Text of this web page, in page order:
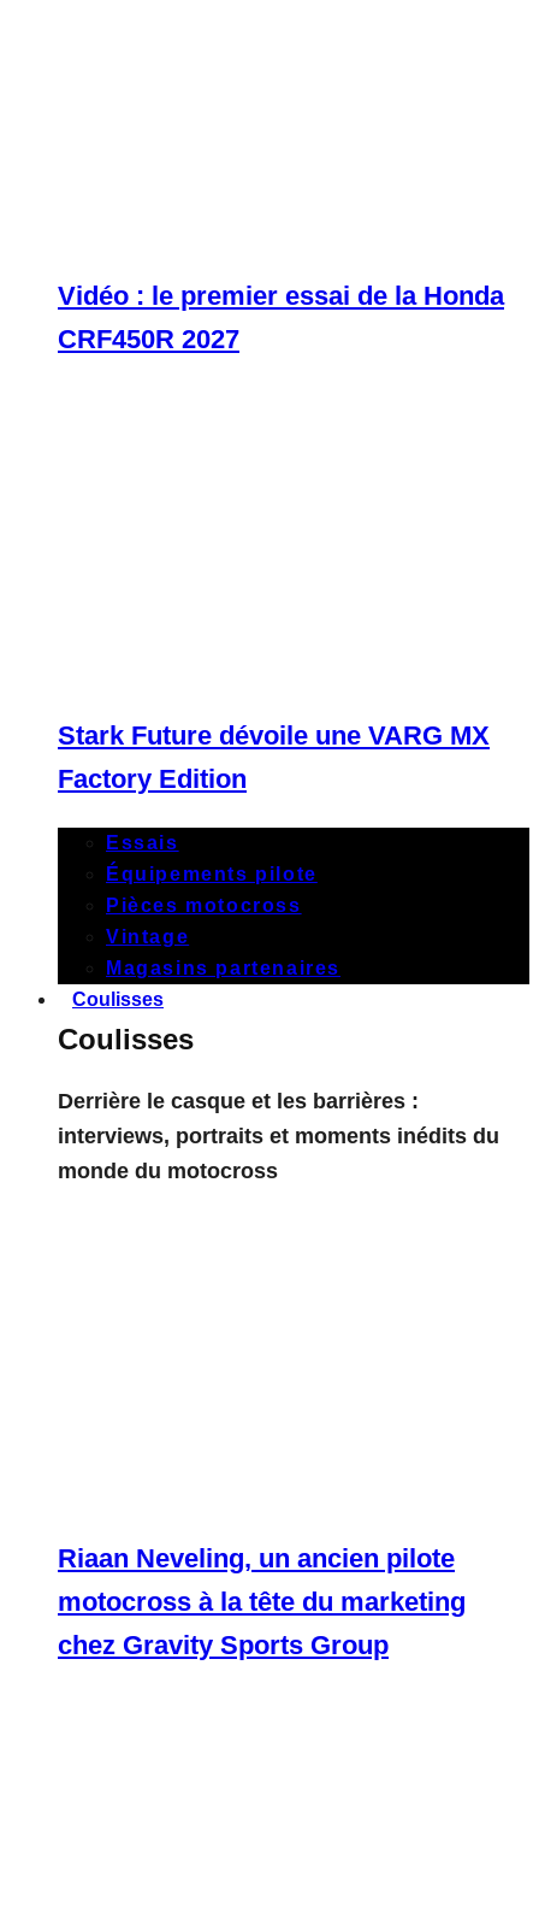
Vidéo : le premier essai de la Honda
CRF450R 2027
Stark Future dévoile une VARG MX
Factory Edition
Essais
Équipements pilote
Pièces motocross
Vintage
Magasins partenaires
Coulisses
Coulisses
Derrière le casque et les barrières :
interviews, portraits et moments inédits du
monde du motocross
Riaan Neveling, un ancien pilote
motocross à la tête du marketing
chez Gravity Sports Group